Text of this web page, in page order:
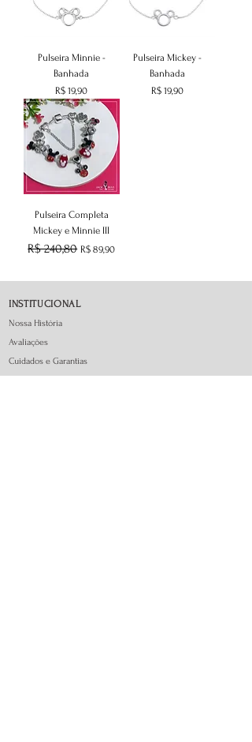
Pulseira Minnie -
Banhada
Preço
R$ 19,90
Pulseira Mickey -
Banhada
Preço
R$ 19,90
Pulseira Completa
Mickey e Minnie III
Preço normal
R$ 240,80 Preço promocional
R$ 89,90
INSTITUCIONAL
Nossa História
Avaliações
Cuidados e Garantias